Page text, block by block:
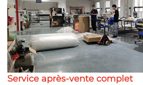
Service après-vente complet